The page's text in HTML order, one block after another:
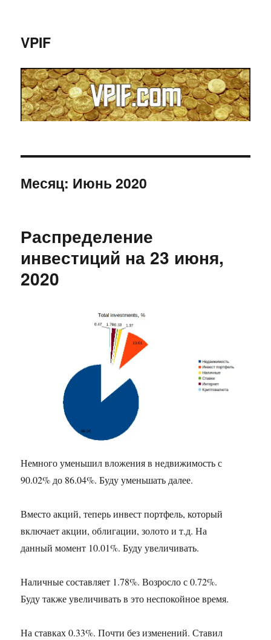
VPIF
Месяц: Июнь 2020
Распределение
инвестиций на 23 июня,
2020
Немного уменьшил вложения в недвижимость с
90.02% до 86.04%. Буду уменьшать далее.
Вместо акций, теперь инвест портфель, который
включает акции, облигации, золото и т.д. На
данный момент 10.01%. Буду увеличивать.
Наличные составляет 1.78%. Возросло с 0.72%.
Буду также увеличивать в это неспокойное время.
На ставках 0.33%. Почти без изменений. Ставил